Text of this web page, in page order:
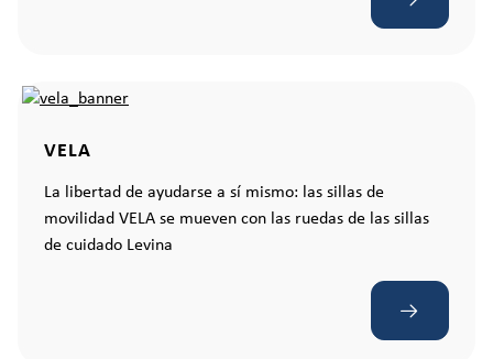
VELA
La libertad de ayudarse a sí mismo: las sillas de
movilidad VELA se mueven con las ruedas de las sillas
de cuidado Levina